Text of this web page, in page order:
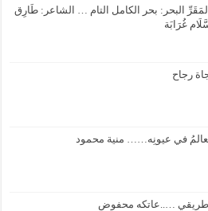
البحر: بحر الكامل التام … الشاعر: طَارِق
غُرَابَة
رجاح
في عيونِه…… منية محمود
…..عاتكه محفوض